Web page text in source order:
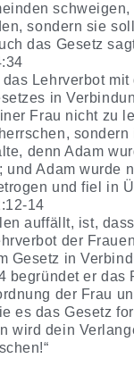
sondern sie
das Gesetz
Lehrverbot mit
in
Frau nicht zu
denn Adam
und Adam wurde
und fiel in
14
auffällt, ist,
der
Gesetz in
begründet er das
der Frau
es das Gesetz
wird dein